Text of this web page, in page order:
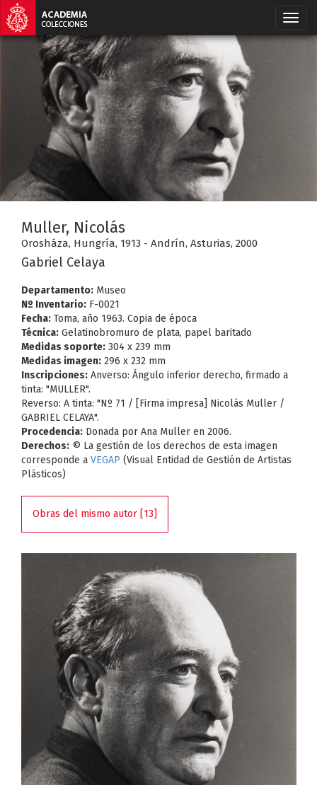
Muller, Nicolás
Orosháza, Hungría, 1913 - Andrín, Asturias, 2000
Gabriel Celaya
Departamento: Museo
Nº Inventario: F-0021
Fecha: Toma, año 1963. Copia de época
Técnica: Gelatinobromuro de plata, papel baritado
Medidas soporte: 304 x 239 mm
Medidas imagen: 296 x 232 mm
Inscripciones: Anverso: Ángulo inferior derecho, firmado a
tinta: "MULLER".
Reverso: A tinta: "Nº 71 / [Firma impresa] Nicolás Muller /
GABRIEL CELAYA".
Procedencia: Donada por Ana Muller en 2006.
Derechos: © La gestión de los derechos de esta imagen
corresponde a VEGAP (Visual Entidad de Gestión de Artistas
Plásticos)
Obras del mismo autor [13]